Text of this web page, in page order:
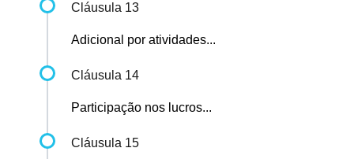
Cláusula 13
Adicional por atividades...
Cláusula 14
Participação nos lucros...
Cláusula 15